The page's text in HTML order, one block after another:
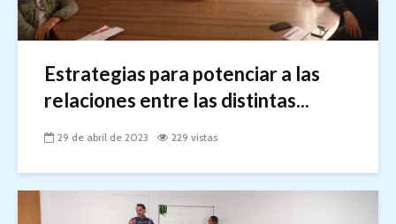
Estrategias para potenciar a las
relaciones entre las distintas...
29 de abril de 2023 229 vistas